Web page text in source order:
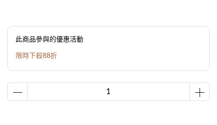
此商品參與的優惠活動
限時下殺88折